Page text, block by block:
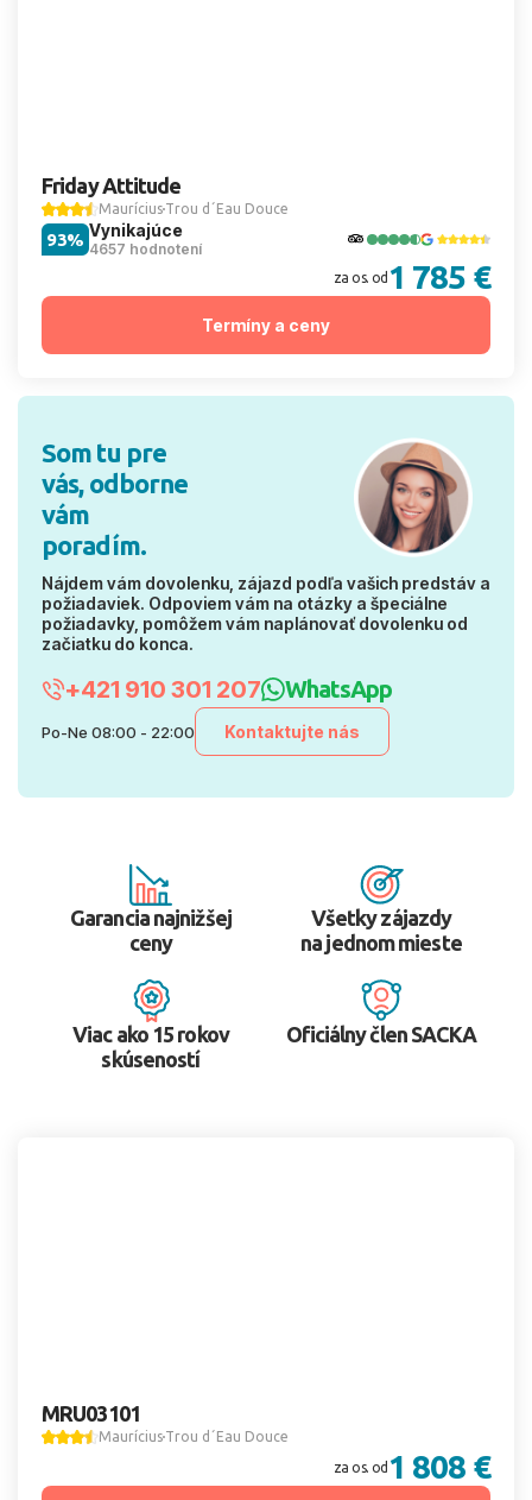
Friday Attitude
Maurícius Trou d´Eau Douce
Vynikajúce
4657 hodnotení
93%
za os. od 1 785 €
Termíny a ceny
Som tu pre
vás, odborne
vám
poradím.
Nájdem vám dovolenku, zájazd podľa vašich predstáv a
požiadaviek. Odpoviem vám na otázky a špeciálne
požiadavky, pomôžem vám naplánovať dovolenku od
začiatku do konca.
+421 910 301 207 WhatsApp
Po-Ne 08:00 - 22:00 Kontaktujte nás
Garancia najnižšej
ceny
Všetky zájazdy
na jednom mieste
Viac ako 15 rokov
skúseností
Oficiálny člen SACKA
MRU03101
Maurícius Trou d´Eau Douce
za os. od 1 808 €